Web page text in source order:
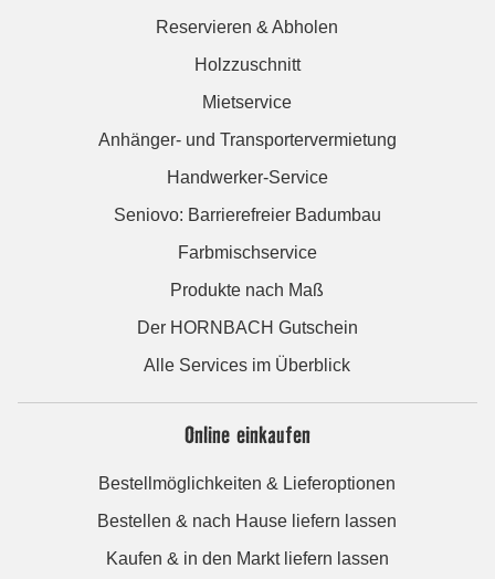
Reservieren & Abholen
Holzzuschnitt
Mietservice
Anhänger- und Transportervermietung
Handwerker-Service
Seniovo: Barrierefreier Badumbau
Farbmischservice
Produkte nach Maß
Der HORNBACH Gutschein
Alle Services im Überblick
Online einkaufen
Bestellmöglichkeiten & Lieferoptionen
Bestellen & nach Hause liefern lassen
Kaufen & in den Markt liefern lassen